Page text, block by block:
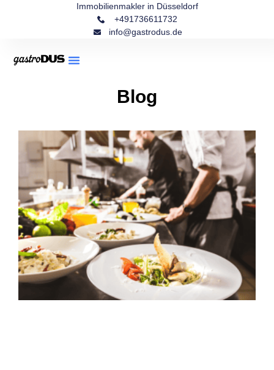
Immobilienmakler in Düsseldorf
info@gastrodus.de
+491736611732
Blog